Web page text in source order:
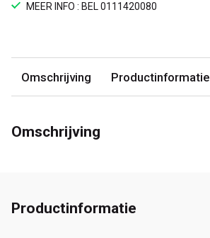
MEER INFO : BEL 0111420080
Omschrijving Productinformatie
Omschrijving
Productinformatie